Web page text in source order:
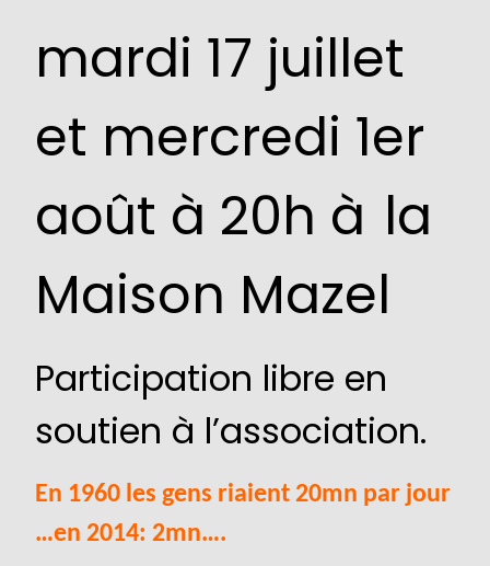
mardi 17 juillet
et mercredi 1er
août à 20h à la
Maison Mazel
Participation libre en
soutien à l’association.
En 1960 les gens riaient 20mn par jour
…en 2014: 2mn….